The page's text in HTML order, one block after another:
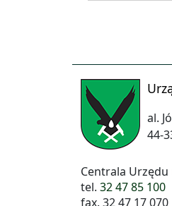
al.
44-
Centrala Urzędu
tel. 32 47 85 100
fax. 32 47 17 070